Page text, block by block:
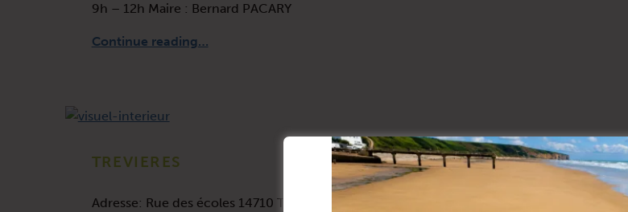
9h – 12h Maire : Bernard PACARY
Continue reading…
TREVIERES
Adresse: Rue des écoles 14710 TREVIERES Tél: 02 31 22 50 44 mairie@ville-trevieres.fr